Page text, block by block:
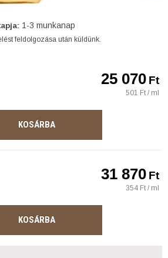
1-3 munkanap
feldolgozása után küldünk.
25 070Ft
501 Ft / ml
KOSÁRBA
31 870Ft
354 Ft / ml
KOSÁRBA